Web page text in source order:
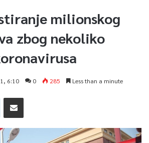
milionskog
zbog nekoliko
6:10 0 285 Less than a minute